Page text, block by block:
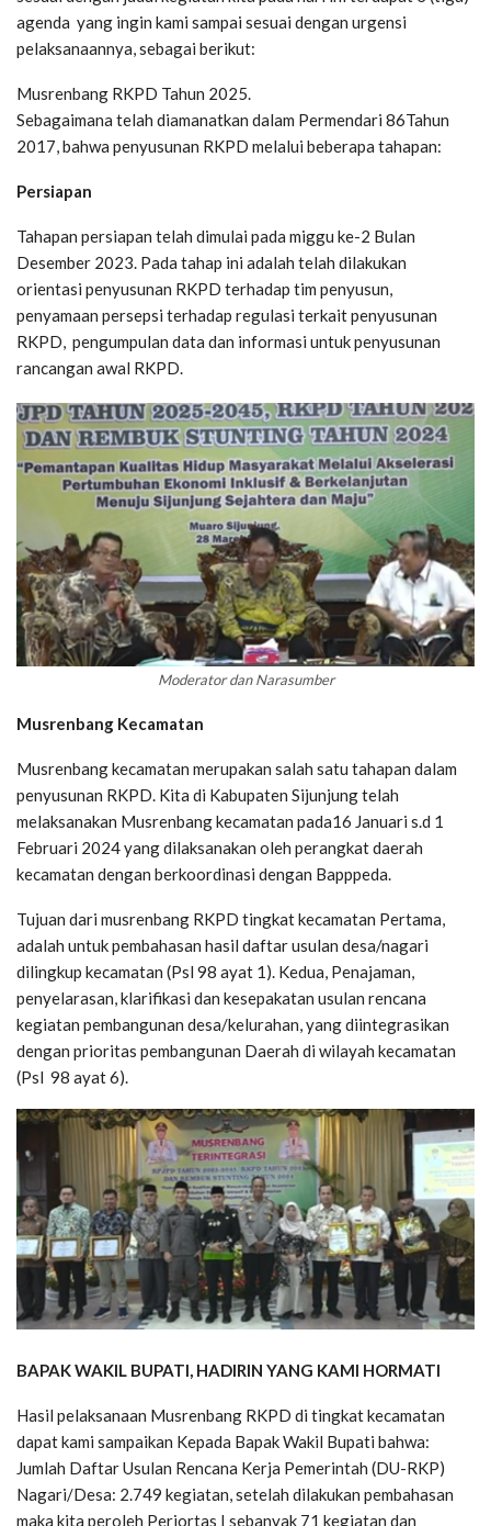
agenda yang ingin kami sampai sesuai dengan urgensi
pelaksanaannya, sebagai berikut:
Musrenbang RKPD Tahun 2025.
Sebagaimana telah diamanatkan dalam Permendari 86Tahun
2017, bahwa penyusunan RKPD melalui beberapa tahapan:
Persiapan
Tahapan persiapan telah dimulai pada miggu ke-2 Bulan
Desember 2023. Pada tahap ini adalah telah dilakukan
orientasi penyusunan RKPD terhadap tim penyusun,
penyamaan persepsi terhadap regulasi terkait penyusunan
RKPD, pengumpulan data dan informasi untuk penyusunan
rancangan awal RKPD.
Moderator dan Narasumber
Musrenbang Kecamatan
Musrenbang kecamatan merupakan salah satu tahapan dalam
penyusunan RKPD. Kita di Kabupaten Sijunjung telah
melaksanakan Musrenbang kecamatan pada16 Januari s.d 1
Februari 2024 yang dilaksanakan oleh perangkat daerah
kecamatan dengan berkoordinasi dengan Bapppeda.
Tujuan dari musrenbang RKPD tingkat kecamatan Pertama,
adalah untuk pembahasan hasil daftar usulan desa/nagari
dilingkup kecamatan (Psl 98 ayat 1). Kedua, Penajaman,
penyelarasan, klarifikasi dan kesepakatan usulan rencana
kegiatan pembangunan desa/kelurahan, yang diintegrasikan
dengan prioritas pembangunan Daerah di wilayah kecamatan
(Psl 98 ayat 6).
BAPAK WAKIL BUPATI, HADIRIN YANG KAMI HORMATI
Hasil pelaksanaan Musrenbang RKPD di tingkat kecamatan
dapat kami sampaikan Kepada Bapak Wakil Bupati bahwa:
Jumlah Daftar Usulan Rencana Kerja Pemerintah (DU-RKP)
Nagari/Desa: 2.749 kegiatan, setelah dilakukan pembahasan
maka kita peroleh Periortas I sebanyak 71 kegiatan dan